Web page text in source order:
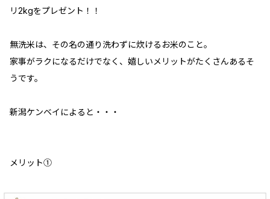
リ2kgをプレゼント！！
無洗米は、その名の通り洗わずに炊けるお米のこと。
家事がラクになるだけでなく、嬉しいメリットがたくさんあるそ
うです。
新潟ケンベイによると・・・
メリット①